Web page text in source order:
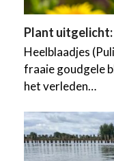
Plant
Heelblaadjes
fraaie goudgele
het verleden…